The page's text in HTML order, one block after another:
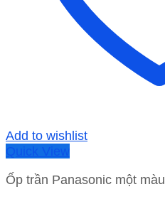
Add to wishlist
Quick View
Ốp trần Panasonic một màu